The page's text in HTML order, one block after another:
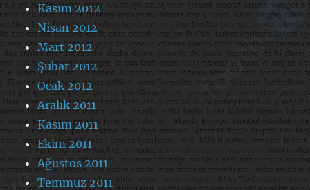
Kasım 2012
Nisan 2012
Mart 2012
Şubat 2012
Ocak 2012
Aralık 2011
Kasım 2011
Ekim 2011
Ağustos 2011
Temmuz 2011